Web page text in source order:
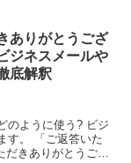
ありがとうござ
ジネスメールや
底解釈
のように使う? ビジ
す。 「ご返答いた
だきありがとうござ